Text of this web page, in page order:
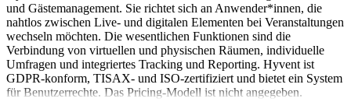
und Gästemanagement. Sie richtet sich an Anwender*innen, die
nahtlos zwischen Live- und digitalen Elementen bei Veranstaltungen
wechseln möchten. Die wesentlichen Funktionen sind die
Verbindung von virtuellen und physischen Räumen, individuelle
Umfragen und integriertes Tracking und Reporting. Hyvent ist
GDPR-konform, TISAX- und ISO-zertifiziert und bietet ein System
für Benutzerrechte. Das Pricing-Modell ist nicht angegeben.